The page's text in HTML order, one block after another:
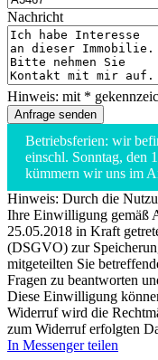
Nachricht
Hinweis: mit *
Betriebsferien: wir
einschl. Sonntag, den
kümmern wir uns im
Hinweis: Durch die
Ihre Einwilligung gemäß
25.05.2018 in Kraft
(DSGVO) zur
mitgeteilten Sie
Fragen zu beantworten
Diese Einwilligung
Widerruf wird die
zum Widerruf erfolgten
In Messenger teilen